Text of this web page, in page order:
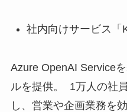
社内向けサービス「
Azure OpenAI Service
ルを提供。 1万人の社
し、営業や企画業務を